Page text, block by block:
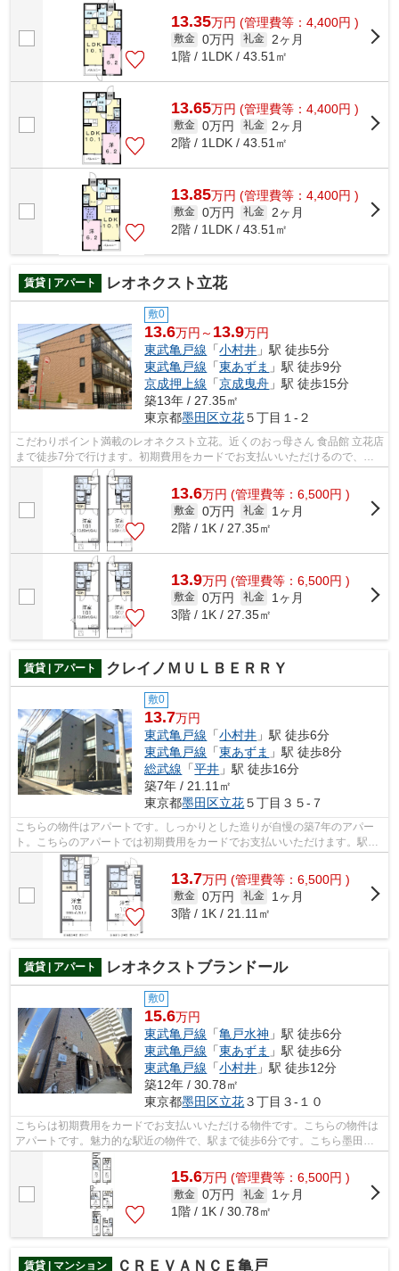
13.35万円 (管理費等：4,400円 )
敷金 0万円 礼金
2ヶ月
1階 / 1LDK / 43.51㎡
13.65万円 (管理費等：4,400円 )
敷金 0万円 礼金
2ヶ月
2階 / 1LDK / 43.51㎡
13.85万円 (管理費等：4,400円 )
敷金 0万円 礼金
2ヶ月
2階 / 1LDK / 43.51㎡
賃貸 | アパート レオネクスト立花
敷0
13.6万円～ 13.9万円
東武亀戸線 「小村井 」駅 徒歩5分
東武亀戸線 「東あずま 」駅 徒歩9分
京成押上線 「京成曳舟 」駅 徒歩15分
築13年 / 27.35㎡
東京都墨田区立花５丁目１-２
こだわりポイント満載のレオネクスト立花。近くのおっ母さん 食品館 立花店
まで徒歩7分で行けます。初期費用をカードでお支払いいただけるので、カ
ードで決済したい方にもおすすめです...
13.6万円 (管理費等：6,500円 )
敷金 0万円 礼金
1ヶ月
2階 / 1K / 27.35㎡
13.9万円 (管理費等：6,500円 )
敷金 0万円 礼金
1ヶ月
3階 / 1K / 27.35㎡
賃貸 | アパート クレイノＭＵＬＢＥＲＲＹ
敷0
13.7万円
東武亀戸線 「小村井 」駅 徒歩6分
東武亀戸線 「東あずま 」駅 徒歩8分
総武線 「平井 」駅 徒歩16分
築7年 / 21.11㎡
東京都墨田区立花５丁目３５-７
こちらの物件はアパートです。しっかりとした造りが自慢の築7年のアパー
ト。こちらのアパートでは初期費用をカードでお支払いいただけます。駅か
ら徒歩6分の物件なら、駅前のお買い物...
13.7万円 (管理費等：6,500円 )
敷金 0万円 礼金
1ヶ月
3階 / 1K / 21.11㎡
賃貸 | アパート レオネクストブランドール
敷0
15.6万円
東武亀戸線 「亀戸水神 」駅 徒歩6分
東武亀戸線 「東あずま 」駅 徒歩6分
東武亀戸線 「小村井 」駅 徒歩12分
築12年 / 30.78㎡
東京都墨田区立花３丁目３-１０
こちらは初期費用をカードでお支払いいただける物件です。こちらの物件は
アパートです。魅力的な駅近の物件で、駅まで徒歩6分です。こちら墨田区
の物件で気になるものが見つかれば、当...
15.6万円 (管理費等：6,500円 )
敷金 0万円 礼金
1ヶ月
1階 / 1K / 30.78㎡
賃貸 | マンション ＣＲＥＶＡＮＣＥ亀戸